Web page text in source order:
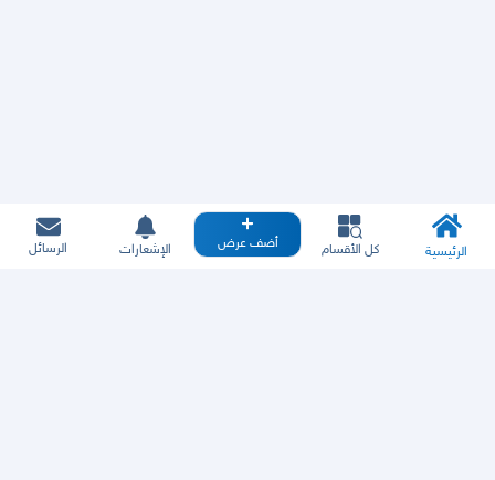
الرئيسية كل الأقسام أضف عرض الإشعارات الرسائل